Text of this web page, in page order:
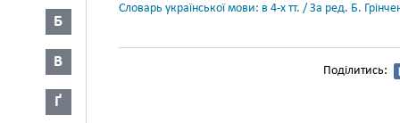
Б
В
Ґ
Словарь української мови: в 4-х тт. / За ред. Б.
Поділитись: